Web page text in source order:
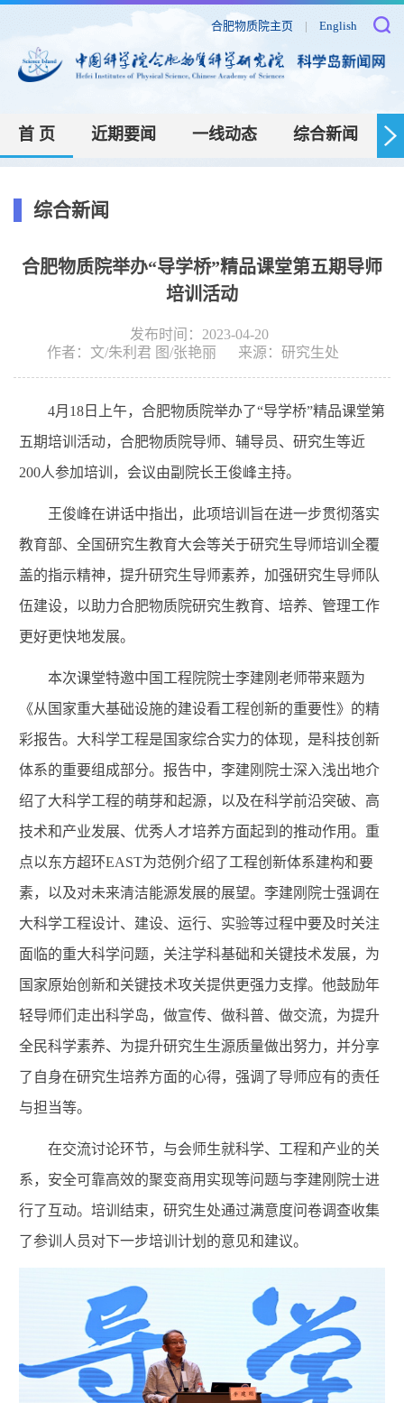
合肥物质院主页 | English
首 页 近期要闻 一线动态 综合新闻
综合新闻
合肥物质院举办“导学桥”精品课堂第五期导师
培训活动
发布时间：2023-04-20
作者： 文/朱利君 图/张艳丽 来源： 研究生处
4月18日上午，合肥物质院举办了“导学桥”精品课堂第
五期培训活动，合肥物质院导师、辅导员、研究生等近
200人参加培训，会议由副院长王俊峰主持。
王俊峰在讲话中指出，此项培训旨在进一步贯彻落实
教育部、全国研究生教育大会等关于研究生导师培训全覆
盖的指示精神，提升研究生导师素养，加强研究生导师队
伍建设，以助力合肥物质院研究生教育、培养、管理工作
更好更快地发展。
本次课堂特邀中国工程院院士李建刚老师带来题为
《从国家重大基础设施的建设看工程创新的重要性》的精
彩报告。大科学工程是国家综合实力的体现，是科技创新
体系的重要组成部分。报告中，李建刚院士深入浅出地介
绍了大科学工程的萌芽和起源，以及在科学前沿突破、高
技术和产业发展、优秀人才培养方面起到的推动作用。重
点以东方超环EAST为范例介绍了工程创新体系建构和要
素，以及对未来清洁能源发展的展望。李建刚院士强调在
大科学工程设计、建设、运行、实验等过程中要及时关注
面临的重大科学问题，关注学科基础和关键技术发展，为
国家原始创新和关键技术攻关提供更强力支撑。他鼓励年
轻导师们走出科学岛，做宣传、做科普、做交流，为提升
全民科学素养、为提升研究生生源质量做出努力，并分享
了自身在研究生培养方面的心得，强调了导师应有的责任
与担当等。
在交流讨论环节，与会师生就科学、工程和产业的关
系，安全可靠高效的聚变商用实现等问题与李建刚院士进
行了互动。培训结束，研究生处通过满意度问卷调查收集
了参训人员对下一步培训计划的意见和建议。